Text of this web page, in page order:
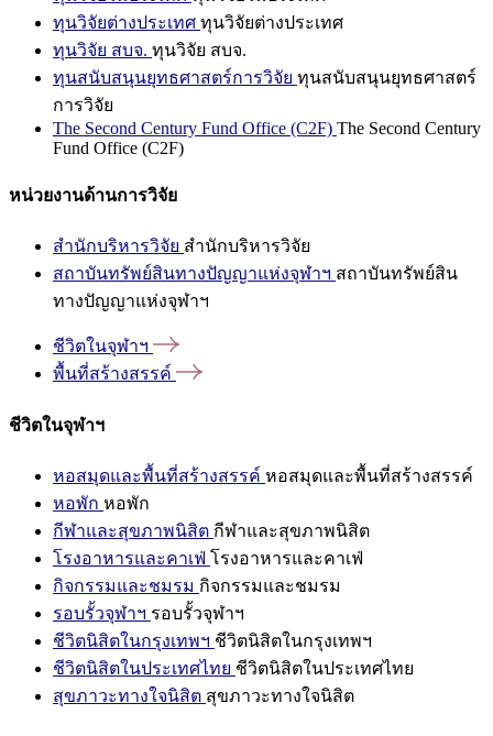
ทุนวิจัยต่างประเทศ ทุนวิจัยต่างประเทศ
ทุนวิจัย สบจ. ทุนวิจัย สบจ.
ทุนสนับสนุนยุทธศาสตร์การวิจัย ทุนสนับสนุนยุทธศาสตร์
การวิจัย
The Second Century Fund Office (C2F) The Second Century
Fund Office (C2F)
หน่วยงานด้านการวิจัย
สำนักบริหารวิจัย สำนักบริหารวิจัย
สถาบันทรัพย์สินทางปัญญาแห่งจุฬาฯ สถาบันทรัพย์สิน
ทางปัญญาแห่งจุฬาฯ
ชีวิตในจุฬาฯ
พื้นที่สร้างสรรค์
ชีวิตในจุฬาฯ
หอสมุดและพื้นที่สร้างสรรค์ หอสมุดและพื้นที่สร้างสรรค์
หอพัก หอพัก
กีฬาและสุขภาพนิสิต กีฬาและสุขภาพนิสิต
โรงอาหารและคาเฟ่ โรงอาหารและคาเฟ่
กิจกรรมและชมรม กิจกรรมและชมรม
รอบรั้วจุฬาฯ รอบรั้วจุฬาฯ
ชีวิตนิสิตในกรุงเทพฯ ชีวิตนิสิตในกรุงเทพฯ
ชีวิตนิสิตในประเทศไทย ชีวิตนิสิตในประเทศไทย
สุขภาวะทางใจนิสิต สุขภาวะทางใจนิสิต